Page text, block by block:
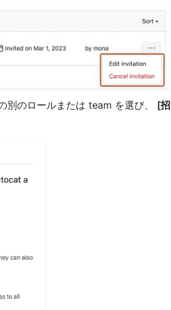
別のロールまたは team を選び、 [招